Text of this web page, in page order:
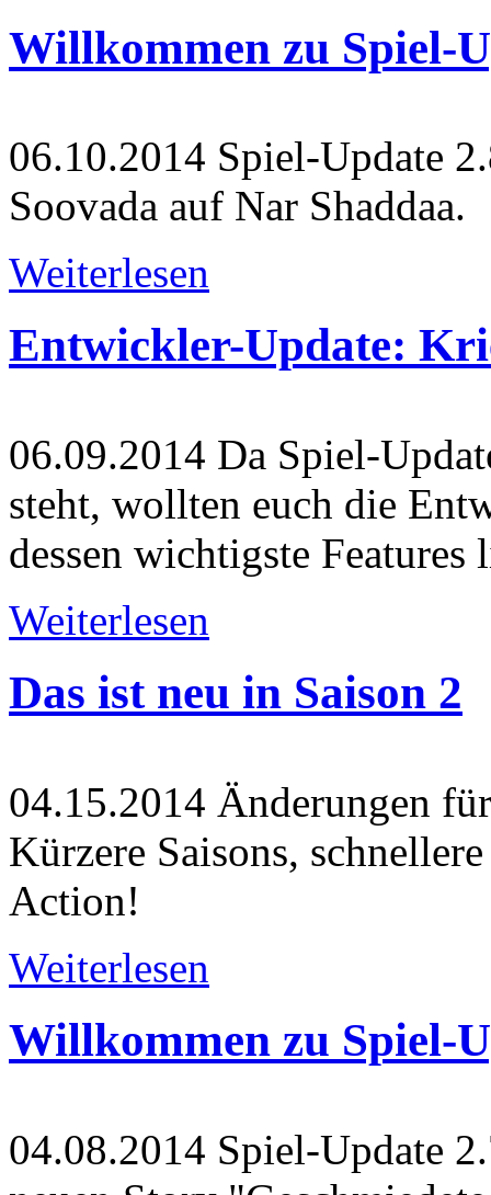
Willkommen zu Spiel-
06.10.2014 Spiel-Update
Soovada auf Nar Shaddaa.
Weiterlesen
Entwickler-Update:
06.09.2014 Da Spiel-
steht, wollten euch die
dessen wichtigste Features
Weiterlesen
Das ist neu in Saison 2
04.15.2014 Änderungen
Kürzere Saisons,
Action!
Weiterlesen
Willkommen zu Spiel-
04.08.2014 Spiel-Update